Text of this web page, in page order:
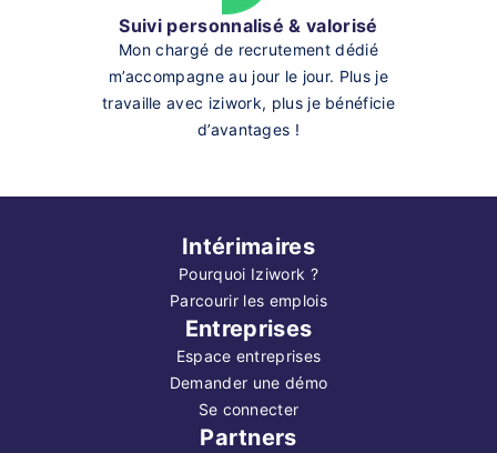
Suivi personnalisé & valorisé
Mon chargé de recrutement dédié
m’accompagne au jour le jour. Plus je
travaille avec iziwork, plus je bénéficie
d’avantages !
Intérimaires
Pourquoi Iziwork ?
Parcourir les emplois
Entreprises
Espace entreprises
Demander une démo
Se connecter
Partners